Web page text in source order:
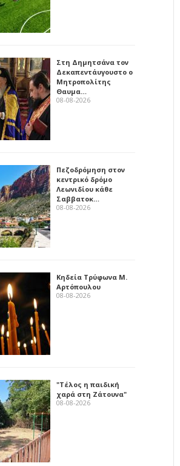
Στη Δημητσάνα τον
Δεκαπεντάυγουστο ο
Μητροπολίτης
Θαυμα…
08-08-2026
Πεζοδρόμηση στον
κεντρικό δρόμο
Λεωνιδίου κάθε
Σαββατοκ…
08-08-2026
Κηδεία Τρύφωνα Μ.
Αρτόπουλου
08-08-2026
"Τέλος η παιδική
χαρά στη Ζάτουνα"
08-08-2026